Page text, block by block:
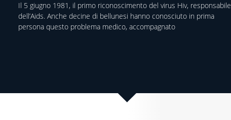
Il 5 giugno 1981, il primo riconoscimento del virus Hiv, responsabile
dell’Aids. Anche decine di bellunesi hanno conosciuto in prima
persona questo problema medico, accompagnato